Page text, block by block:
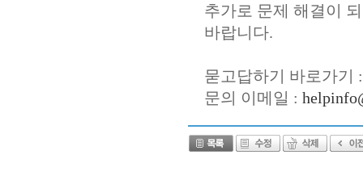
추가로 문제 해결이
바랍니다.
묻고답하기 바로가기
문의 이메일 :